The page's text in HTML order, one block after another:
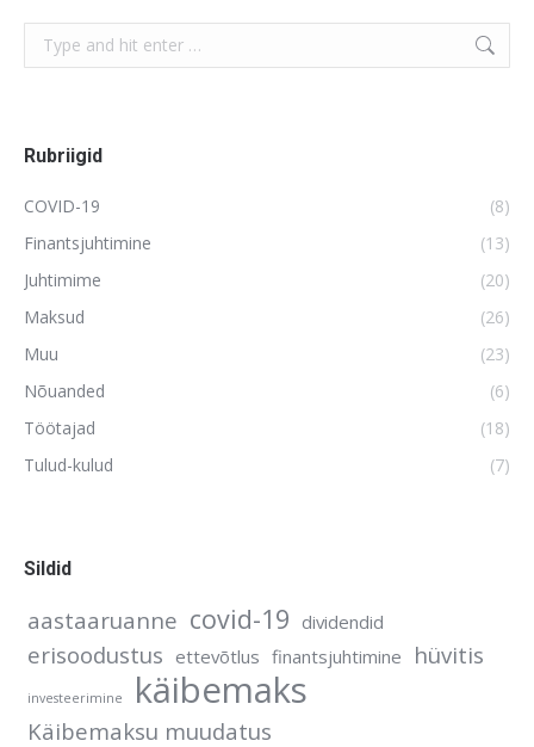
Search:
Rubriigid
COVID-19
(8)
Finantsjuhtimine
(13)
Juhtimime
(20)
Maksud
(26)
Muu
(23)
Nõuanded
(6)
Töötajad
(18)
Tulud-kulud
(7)
Sildid
aastaaruanne covid-19 dividendid
erisoodustus ettevõtlus finantsjuhtimine hüvitis
investeerimine käibemaks
Käibemaksu muudatus